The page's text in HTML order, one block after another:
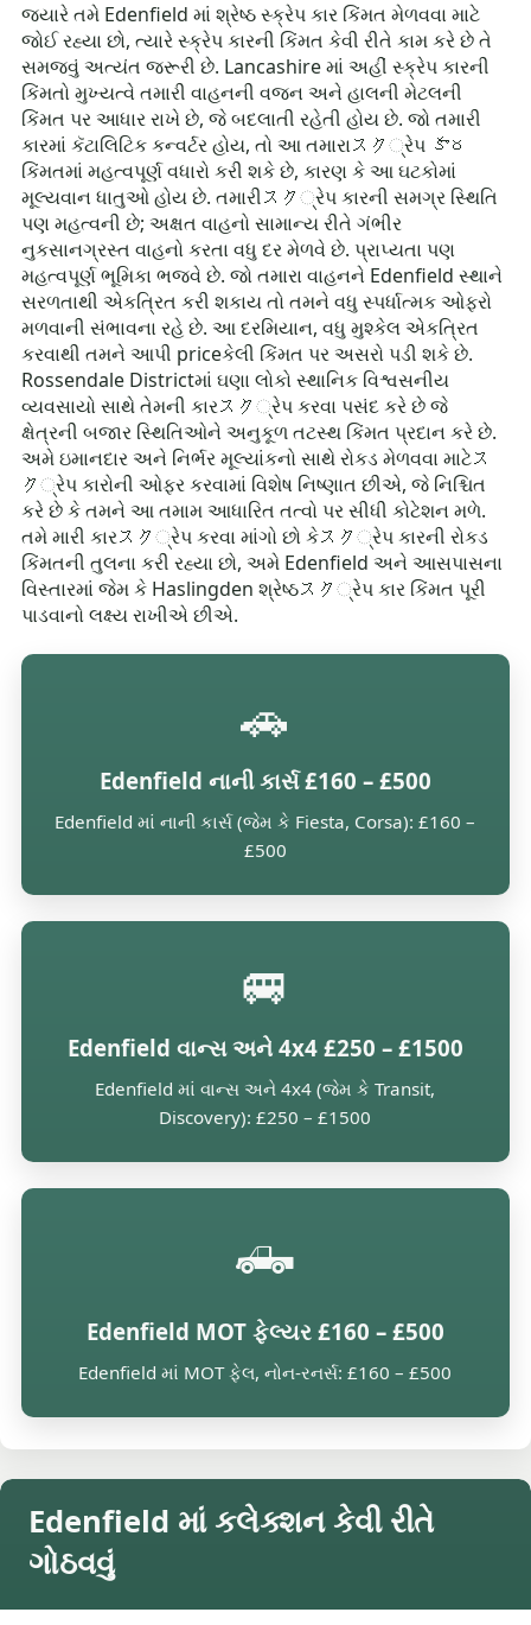
જ્યારે તમે Edenfield માં શ્રેષ્ઠ સ્ક્રેપ કાર કિંમત મેળવવા માટે
જોઈ રહ્યા છો, ત્યારે સ્ક્રેપ કારની કિંમત કેવી રીતે કામ કરે છે તે
સમજવું અત્યંત જરૂરી છે. Lancashire માં અહીં સ્ક્રેપ કારની
કિંમતો મુખ્યત્વે તમારી વાહનની વજન અને હાલની મેટલની
કિંમત પર આધાર રાખે છે, જે બદલાતી રહેતી હોય છે. જો તમારી
કારમાં કૅટાલિટિક કન્વર્ટર હોય, તો આ તમારાスク્રેપ కార
કિંમતમાં મહત્વપૂર્ણ વધારો કરી શકે છે, કારણ કે આ ઘટકોમાં
મૂલ્યવાન ધાતુઓ હોય છે. તમારીスク્રેપ કારની સમગ્ર સ્થિતિ
પણ મહત્વની છે; અક્ષત વાહનો સામાન્ય રીતે ગંભીર
નુકસાનગ્રસ્ત વાહનો કરતા વધુ દર મેળવે છે. પ્રાપ્યતા પણ
મહત્વપૂર્ણ ભૂમિકા ભજવે છે. જો તમારા વાહનને Edenfield સ્થાને
સરળતાથી એકત્રિત કરી શકાય તો તમને વધુ સ્પર્ધાત્મક ઓફરો
મળવાની સંભાવના રહે છે. આ દરમિયાન, વધુ મુશ્કેલ એકત્રિત
કરવાથી તમને આપી priceકેલી કિંમત પર અસરો પડી શકે છે.
Rossendale Districtમાં ઘણા લોકો સ્થાનિક વિશ્વસનીય
વ્યવસાયો સાથે તેમની કારスク્રેપ કરવા પસંદ કરે છે જે
ક્ષેત્રની બજાર સ્થિતિઓને અનુકૂળ તટસ્થ કિંમત પ્રદાન કરે છે.
અમે ઇમાનદાર અને નિર્ભર મૂલ્યાંકનો સાથે રોકડ મેળવવા માટેス
ク્રેપ કારોની ઓફર કરવામાં વિશેષ નિષ્ણાત છીએ, જે નિશ્ચિત
કરે છે કે તમને આ તમામ આધારિત તત્વો પર સીધી કોટેશન મળે.
તમે મારી કારスク્રેપ કરવા માંગો છો કેスク્રેપ કારની રોકડ
કિંમતની તુલના કરી રહ્યા છો, અમે Edenfield અને આસપાસના
વિસ્તારમાં જેમ કે Haslingden શ્રેષ્ઠスク્રેપ કાર કિંમત પૂરી
પાડવાનો લક્ષ્ય રાખીએ છીએ.
🚗
Edenfield નાની કાર્સ £160 – £500
Edenfield માં નાની કાર્સ (જેમ કે Fiesta, Corsa): £160 –
£500
🚐
Edenfield વાન્સ અને 4x4 £250 – £1500
Edenfield માં વાન્સ અને 4x4 (જેમ કે Transit,
Discovery): £250 – £1500
🛻
Edenfield MOT ફેલ્યર £160 – £500
Edenfield માં MOT ફેલ, નોન-રનર્સ: £160 – £500
Edenfield માં કલેક્શન કેવી રીતે
ગોઠવવું